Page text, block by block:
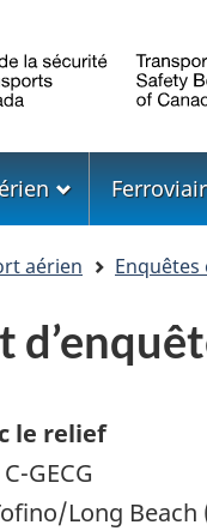
aérien
le relief
GECG
Long